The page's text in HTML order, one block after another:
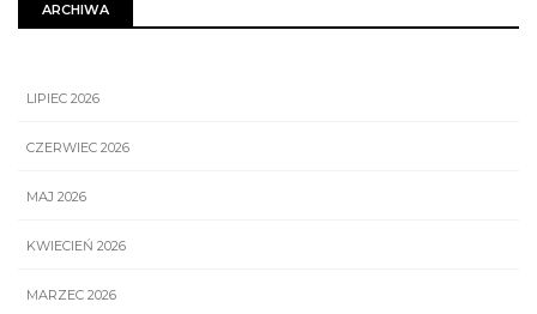
ARCHIWA
LIPIEC 2026
CZERWIEC 2026
MAJ 2026
KWIECIEŃ 2026
MARZEC 2026